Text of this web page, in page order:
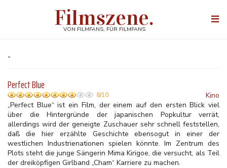
Filmszene.
VON FILMFANS, FÜR FILMFANS
-
Perfect Blue
8/10
Kino
„Perfect Blue“ ist ein Film, der einem auf den ersten Blick viel
über die Hintergründe der japanischen Popkultur verrät,
allerdings wird der geneigte Zuschauer sehr schnell feststellen,
daß die hier erzählte Geschichte ebensogut in einer der
westlichen Industrienationen spielen könnte. Im Zentrum des
Plots steht die junge Sängerin Mima Kirigoe, die versucht, als Teil
der dreiköpfigen Girlband „Cham“ Karriere zu machen.